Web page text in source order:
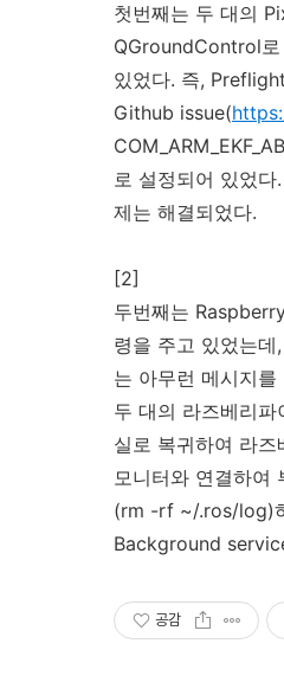
첫번째는 두 대의
QGroundControl로
있었다. 즉,
Github issue(
로 설정되어 있었
제는 해결되었다.
[2]
두번째는
령을 주고 있었는
는 아무런 메시지
두 대의 라즈베리
실로 복귀하여 라즈
모니터와 연결하여
(rm -rf ~/.ros/log)
Background
공감